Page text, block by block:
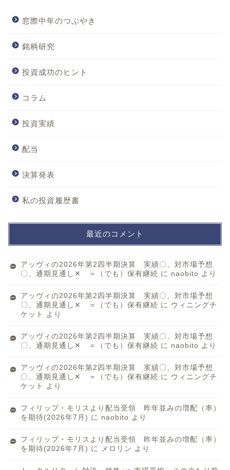
窓際中年のつぶやき
銘柄研究
投資成功のヒント
コラム
投資実績
配当
決算発表
私の投資履歴書
最近のコメント
アッヴィの2026年第2四半期決算 実績〇、対市場予想
〇、通期見通し✕ ＝（でも）保有継続 に naobito より
アッヴィの2026年第2四半期決算 実績〇、対市場予想
〇、通期見通し✕ ＝（でも）保有継続 に ウィニングチ
ケット
より
アッヴィの2026年第2四半期決算 実績〇、対市場予想
〇、通期見通し✕ ＝（でも）保有継続 に naobito より
アッヴィの2026年第2四半期決算 実績〇、対市場予想
〇、通期見通し✕ ＝（でも）保有継続 に ウィニングチ
ケット
より
フィリップ・モリスより配当受領 昨年並みの増配（率）
を期待(2026年7月) に naobito より
フィリップ・モリスより配当受領 昨年並みの増配（率）
を期待(2026年7月) に メロリン より